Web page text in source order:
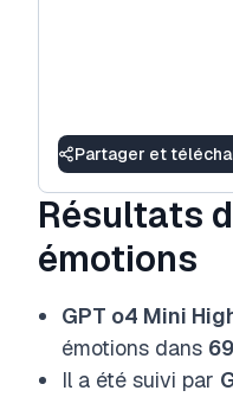
Partager et
Résultats
émotions
GPT o4 Mini
émotions dans
Il a été suivi par